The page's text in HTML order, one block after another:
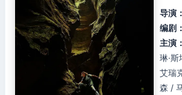
导演：
编剧：
主演：
琳·
艾瑞
森 /